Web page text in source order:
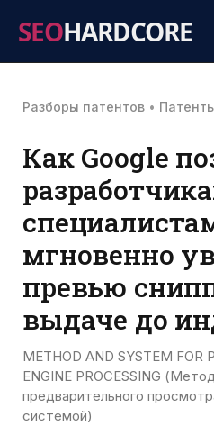
SEOHARDCORE
Разборы патентов •
Как Google
мгновенно
превью
выдаче до
METHOD AND SYSTEM FOR
ENGINE PROCESSING
предварительного
системой)